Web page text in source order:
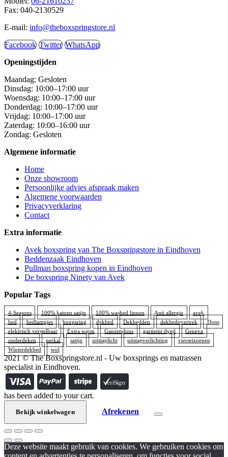
Fax: 040-2130529
E-mail: info@theboxspringstore.nl
Facebook Twitter WhatsApp
Openingstijden
Maandag: Gesloten
Dinsdag: 10:00–17:00 uur
Woensdag: 10:00–17:00 uur
Donderdag: 10:00–17:00 uur
Vrijdag: 10:00–17:00 uur
Zaterdag: 10:00–16:00 uur
Zondag: Gesloten
Algemene informatie
Home
Onze showroom
Persoonlijke advies afspraak maken
Algemene voorwaarden
Privacyverklaring
Contact
Extra informatie
Avek boxspring van The Boxspringstore in Eindhoven
Beddenzaak Eindhoven
Pullman boxspring kopen in Eindhoven
De boxspring Ninety van Avek
Popular Tags
4-Seasons 100% katoen satijn 100% washed linnen Anti allergie
avek
bed
bedlampjes boxpsring dekbed Dekbedden dekbedovertrek
Dons
elektrisch verstelbaar
Extra warm Ganzendons garment dyed
Geneva
onderdeken
perkal satijn uitstaplicht uitstapverlichting
vierseizoenen
Winterdekbed
wol
2021 © The Boxspringstore.nl - Uw boxsprings en matrassen
specialist in Eindhoven.
has been added to your cart.
Bekijk winkelwagen Afrekenen
Deze website maakt gebruik van cookies. We gebruiken cookies om